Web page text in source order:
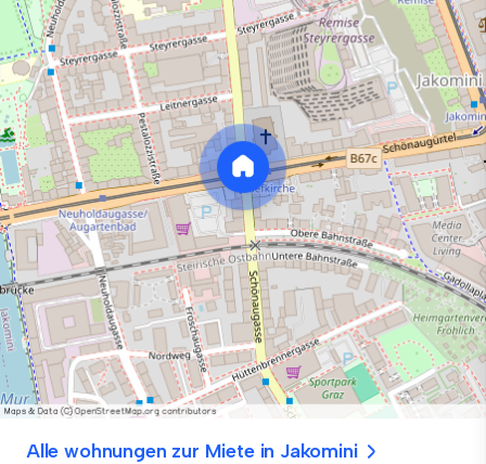
Alle wohnungen zur Miete in Jakomini